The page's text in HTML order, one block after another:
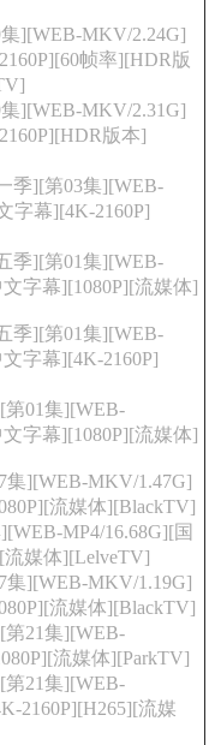
][WEB-MKV/2.24G]
帧率][HDR版
][WEB-MKV/2.31G]
版本]
季][第03集][WEB-
字幕][4K-2160P]
季][第01集][WEB-
字幕][1080P][流媒体]
季][第01集][WEB-
字幕][4K-2160P]
01集][WEB-
字幕][1080P][流媒体]
集][WEB-MKV/1.47G]
流媒体][BlackTV]
MP4/16.68G][国
流媒体][LelveTV]
集][WEB-MKV/1.19G]
流媒体][BlackTV]
21集][WEB-
流媒体][ParkTV]
21集][WEB-
2160P][H265][流媒